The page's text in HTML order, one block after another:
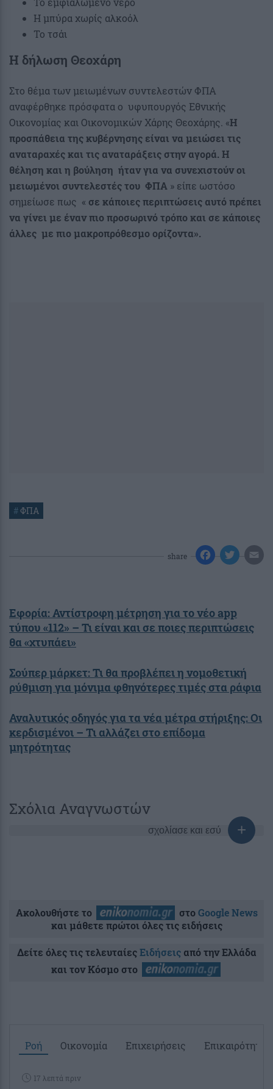
Η μπύρα χωρίς αλκοόλ
Το τσάι
Η δήλωση Θεοχάρη
Στο θέμα των μειωμένων συντελεστών ΦΠΑ
αναφέρθηκε πρόσφατα ο υφυπουργός Εθνικής
Οικονομίας και Οικονομικών Χάρης Θεοχάρης. «Η
προσπάθεια της κυβέρνησης είναι να μειώσει τις
αναταραχές και τις αναταράξεις στην αγορά. Η
θέληση και η βούληση ήταν για να συνεχιστούν οι
μειωμένοι συντελεστές του ΦΠΑ » είπε ωστόσο
σημείωσε πως « σε κάποιες περιπτώσεις αυτό πρέπει
να γίνει με έναν πιο προσωρινό τρόπο και σε κάποιες
άλλες με πιο μακροπρόθεσμο ορίζοντα».
#ΦΠΑ
share
Εφορία: Αντίστροφη μέτρηση για το νέο app
τύπου «112» – Τι είναι και σε ποιες περιπτώσεις
θα «χτυπάει»
Σούπερ μάρκετ: Τι θα προβλέπει η νομοθετική
ρύθμιση για μόνιμα φθηνότερες τιμές στα ράφια
Αναλυτικός οδηγός για τα νέα μέτρα στήριξης: Οι
κερδισμένοι – Τι αλλάζει στο επίδομα
μητρότητας
Σχόλια Αναγνωστών
σχολίασε και εσύ
Ακολουθήστε το στοGoogle News
και μάθετε πρώτοι όλες τις ειδήσεις
Δείτε όλες τις τελευταίεςΕιδήσειςαπό την Ελλάδα
και τον Κόσμο στο
Ροή Οικονομία Επιχειρήσεις Επικαιρότητα
17 λεπτά πριν